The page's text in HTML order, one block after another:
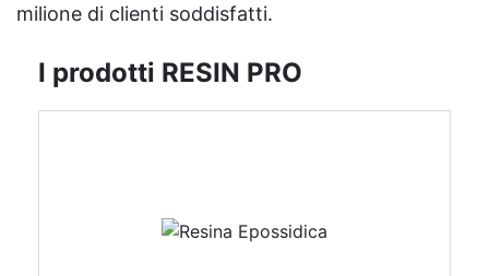
milione di clienti soddisfatti.
I prodotti RESIN PRO